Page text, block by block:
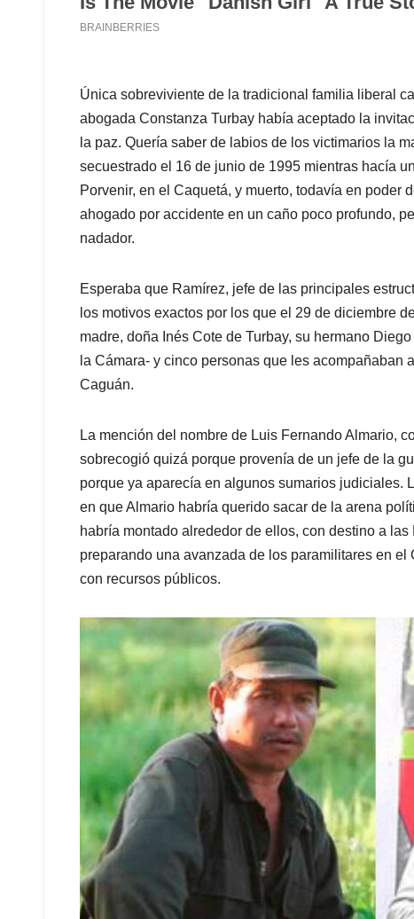
Única sobreviviente de la tradicional familia liberal
abogada Constanza Turbay había aceptado la
la paz. Quería saber de labios de los victimarios la
secuestrado el 16 de junio de 1995 mientras hacía
Porvenir, en el Caquetá, y muerto, todavía en poder
ahogado por accidente en un caño poco profundo,
nadador.
Esperaba que Ramírez, jefe de las principales
los motivos exactos por los que el 29 de diciembre
madre, doña Inés Cote de Turbay, su hermano
la Cámara- y cinco personas que les acompañaban
Caguán.
La mención del nombre de Luis Fernando Almario,
sobrecogió quizá porque provenía de un jefe de la
porque ya aparecía en algunos sumarios judiciales.
en que Almario habría querido sacar de la arena
habría montado alrededor de ellos, con destino a
preparando una avanzada de los paramilitares en
con recursos públicos.